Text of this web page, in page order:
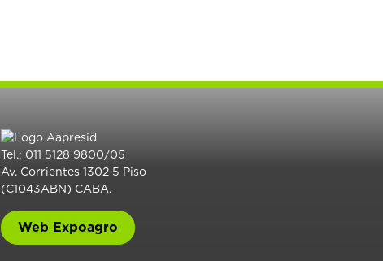
Tel.: 011 5128 9800/05
Av. Corrientes 1302 5 Piso
(C1043ABN) CABA.
Web Expoagro